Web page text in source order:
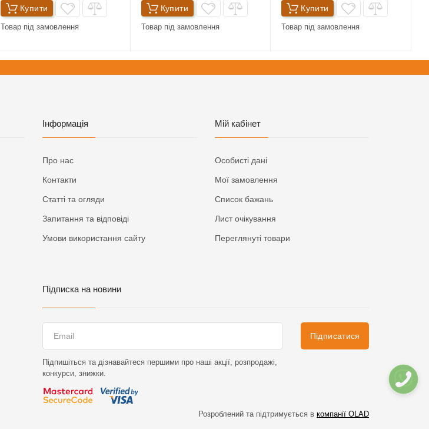
Купити
Товар під замовлення
Купити
Товар під замовлення
Купити
Товар під замовлення
Інформація
Про нас
Контакти
Статті та огляди
Запитання та відповіді
Умови використання сайту
Мій кабінет
Особисті дані
Мої замовлення
Список бажань
Лист очікування
Переглянуті товари
Підписка на новини
Підпишіться та дізнавайтеся першими про наші акції, розпродажі,
конкурси, знижки.
Підписатися
Розроблений та підтримується в компанії OLAD